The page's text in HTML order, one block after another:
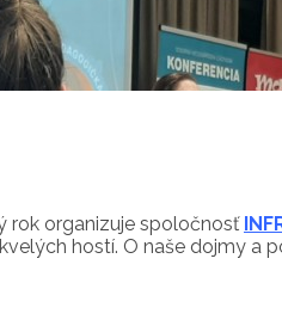
rok organizuje spoločnosť
hostí. O naše dojmy a